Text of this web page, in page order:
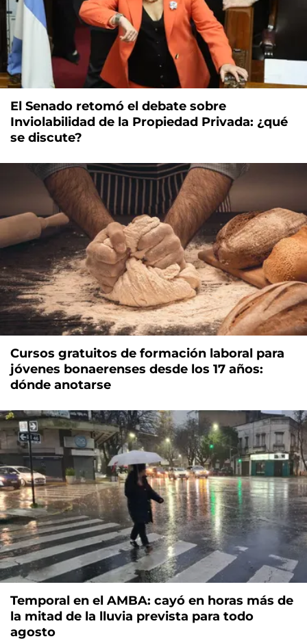
El Senado retomó el debate sobre
Inviolabilidad de la Propiedad Privada: ¿qué
se discute?
Cursos gratuitos de formación laboral para
jóvenes bonaerenses desde los 17 años:
dónde anotarse
Temporal en el AMBA: cayó en horas más de
la mitad de la lluvia prevista para todo
agosto